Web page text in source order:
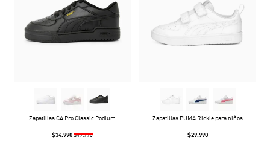
Zapatillas CA Pro Classic Podium
$34.990 $49.990
Zapatillas PUMA Rickie para niños
$29.990